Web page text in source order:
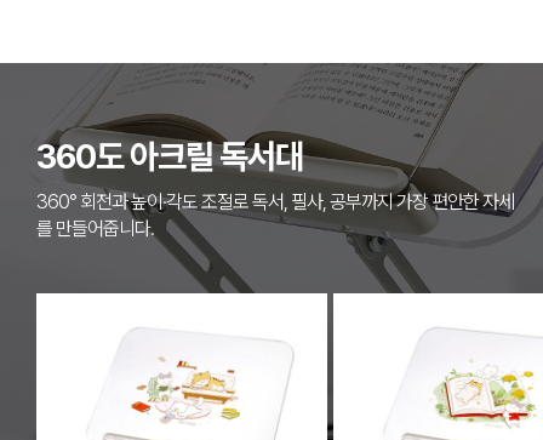
360도 아크릴 독서대
360° 회전과 높이·각도 조절로 독서, 필사, 공부까지 가장 편안한 자세
를 만들어줍니다.